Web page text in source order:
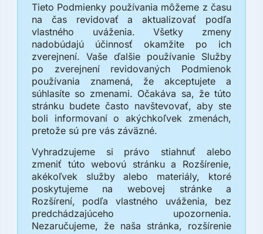
Tieto Podmienky používania môžeme z času
na čas revidovať a aktualizovať podľa
vlastného uváženia. Všetky zmeny
nadobúdajú účinnosť okamžite po ich
zverejnení. Vaše ďalšie používanie Služby
po zverejnení revidovaných Podmienok
používania znamená, že akceptujete a
súhlasíte so zmenami. Očakáva sa, že túto
stránku budete často navštevovať, aby ste
boli informovaní o akýchkoľvek zmenách,
pretože sú pre vás záväzné.
Vyhradzujeme si právo stiahnuť alebo
zmeniť túto webovú stránku a Rozšírenie,
akékoľvek služby alebo materiály, ktoré
poskytujeme na webovej stránke a
Rozšírení, podľa vlastného uváženia, bez
predchádzajúceho upozornenia.
Nezaručujeme, že naša stránka, rozšírenie